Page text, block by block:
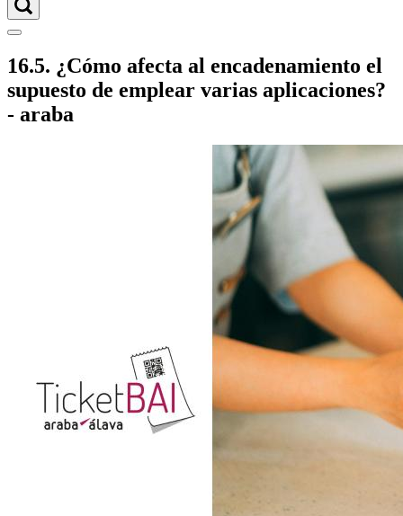
16.5. ¿Cómo afecta al encadenamiento el
supuesto de emplear varias aplicaciones?
- araba